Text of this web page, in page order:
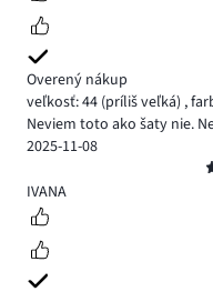
Overený nákup
veľkosť: 44 (príliš veľká) ,
Neviem toto ako šaty nie.
2025-11-08
1
IVANA